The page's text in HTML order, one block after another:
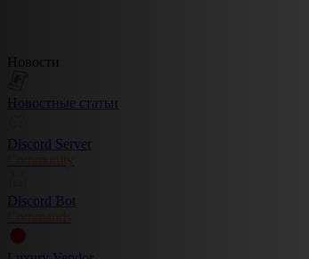
Новости
Новостные статьи
Discord Server
Community
Discord Bot